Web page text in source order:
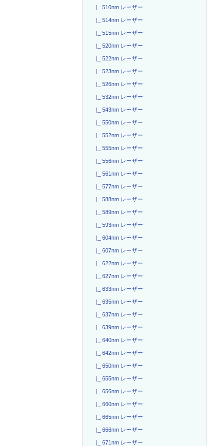
|_ 510nm レーザー
|_ 514nm レーザー
|_ 515nm レーザー
|_ 520nm レーザー
|_ 522nm レーザー
|_ 523nm レーザー
|_ 526nm レーザー
|_ 532nm レーザー
|_ 543nm レーザー
|_ 550nm レーザー
|_ 552nm レーザー
|_ 555nm レーザー
|_ 556nm レーザー
|_ 561nm レーザー
|_ 577nm レーザー
|_ 588nm レーザー
|_ 589nm レーザー
|_ 593nm レーザー
|_ 604nm レーザー
|_ 607nm レーザー
|_ 622nm レーザー
|_ 627nm レーザー
|_ 633nm レーザー
|_ 635nm レーザー
|_ 637nm レーザー
|_ 639nm レーザー
|_ 640nm レーザー
|_ 642nm レーザー
|_ 650nm レーザー
|_ 655nm レーザー
|_ 656nm レーザー
|_ 660nm レーザー
|_ 665nm レーザー
|_ 666nm レーザー
|_ 671nm レーザー